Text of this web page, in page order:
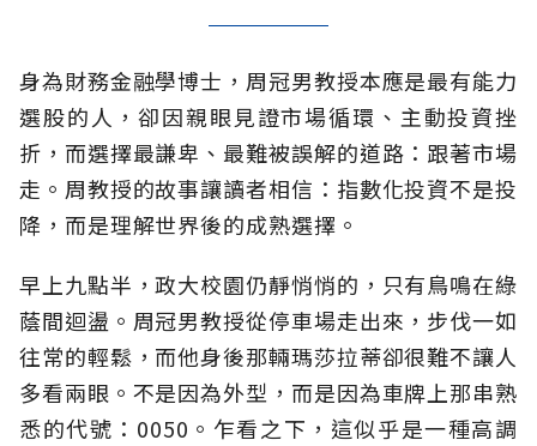
身為財務金融學博士，周冠男教授本應是最有能力
選股的人，卻因親眼見證市場循環、主動投資挫
折，而選擇最謙卑、最難被誤解的道路：跟著市場
走。周教授的故事讓讀者相信：指數化投資不是投
降，而是理解世界後的成熟選擇。
早上九點半，政大校園仍靜悄悄的，只有鳥鳴在綠
蔭間迴盪。周冠男教授從停車場走出來，步伐一如
往常的輕鬆，而他身後那輛瑪莎拉蒂卻很難不讓人
多看兩眼。不是因為外型，而是因為車牌上那串熟
悉的代號：0050。乍看之下，這似乎是一種高調